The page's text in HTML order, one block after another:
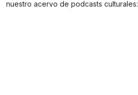
nuestro acervo de podcasts culturales: